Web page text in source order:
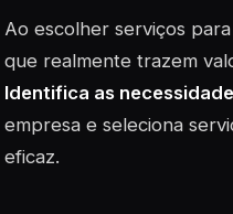
Ao escolher serviços
que realmente trazem
Identifica as
empresa e seleciona
eficaz.